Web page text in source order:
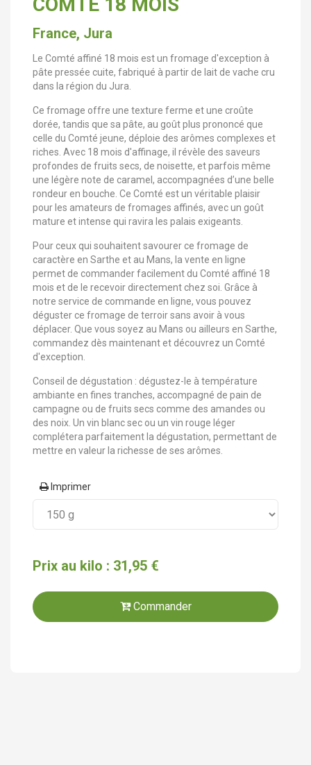
France, Jura
Le Comté affiné 18 mois est un fromage d'exception à
pâte pressée cuite, fabriqué à partir de lait de vache cru
dans la région du Jura.
Ce fromage offre une texture ferme et une croûte
dorée, tandis que sa pâte, au goût plus prononcé que
celle du Comté jeune, déploie des arômes complexes et
riches. Avec 18 mois d'affinage, il révèle des saveurs
profondes de fruits secs, de noisette, et parfois même
une légère note de caramel, accompagnées d’une belle
rondeur en bouche. Ce Comté est un véritable plaisir
pour les amateurs de fromages affinés, avec un goût
mature et intense qui ravira les palais exigeants.
Pour ceux qui souhaitent savourer ce fromage de
caractère en Sarthe et au Mans, la vente en ligne
permet de commander facilement du Comté affiné 18
mois et de le recevoir directement chez soi. Grâce à
notre service de commande en ligne, vous pouvez
déguster ce fromage de terroir sans avoir à vous
déplacer. Que vous soyez au Mans ou ailleurs en Sarthe,
commandez dès maintenant et découvrez un Comté
d'exception.
Conseil de dégustation : dégustez-le à température
ambiante en fines tranches, accompagné de pain de
campagne ou de fruits secs comme des amandes ou
des noix. Un vin blanc sec ou un vin rouge léger
complétera parfaitement la dégustation, permettant de
mettre en valeur la richesse de ses arômes.
Imprimer
Prix au kilo : 31,95 €
Commander